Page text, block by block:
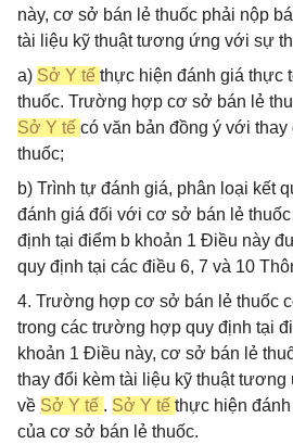
này, cơ sở bán lẻ thuốc phải nộp
tài liệu kỹ thuật tương ứng với sự
a) Sở Y tế thực hiện đánh giá thực
thuốc. Trường hợp cơ sở bán lẻ
Sở Y tế có văn bản đồng ý với
thuốc;
b) Trình tự đánh giá, phân loại kết
đánh giá đối với cơ sở bán lẻ
định tại điểm b khoản 1 Điều này
quy định tại các điều 6, 7 và 10
4. Trường hợp cơ sở bán lẻ thuốc
trong các trường hợp quy định tại
khoản 1 Điều này, cơ sở bán lẻ
thay đổi kèm tài liệu kỹ thuật
về Sở Y tế . Sở Y tế thực hiện
của cơ sở bán lẻ thuốc.